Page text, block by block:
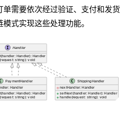
需要依次经过验证、支付和发货
式实现这些处理功能。